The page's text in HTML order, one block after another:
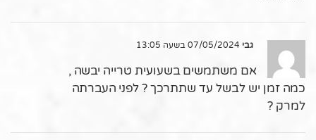
גבי
אם משתמשים בשעועית טרייה יבשה ,
כמה זמן יש לבשל עד שתתרכך ? לפני העברתה
למרק ?